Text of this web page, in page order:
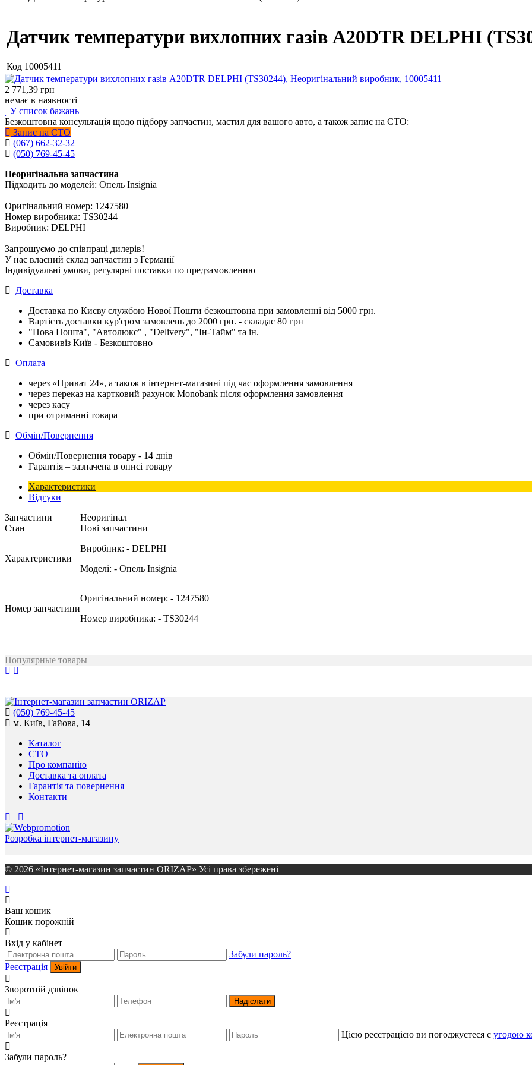
Датчик температури вихлопних газів A20DTR DELPHI
Код 10005411
2 771,39 грн
немає в наявності
У список бажань
Безкоштовна консультація щодо підбору запчастин, мастил для вашого авто, а також запис на СТО:
Запис на СТО
(067) 662-32-32
(050) 769-45-45
Неоригінальна запчастина
Підходить до моделей: Опель Insignia
Оригінальний номер: 1247580
Номер виробника: TS30244
Виробник: DELPHI
Запрошуємо до співпраці дилерів!
У нас власний склад запчастин з Германії
Індивідуальні умови, регулярні поставки по предзамовленню
Доставка
Доставка по Києву службою Нової Пошти безкоштовна при замовленні від 5000 грн.
Вартість доставки кур'єром замовлень до 2000 грн. - складає 80 грн
"Нова Пошта", "Автолюкс" , "Delivery", "Iн-Тайм" та ін.
Самовивіз Київ - Безкоштовно
Оплата
через «Приват 24», а також в інтернет-магазині під час оформлення замовлення
через переказ на картковий рахунок Monobank після оформлення замовлення
через касу
при отриманні товара
Обмін/Повернення
Обмін/Повернення товару - 14 днів
Гарантія – зазначена в описі товару
Характеристики
Відгуки
Запчастини
Неоригінал
Стан
Нові запчастини
Характеристики
Виробник: - DELPHI
Моделі: - Опель Insignia
Номер запчастини
Оригінальний номер: - 1247580
Номер виробника: - TS30244
Популярные товары
(050) 769-45-45
м. Київ, Гайова, 14
Каталог
СТО
Про компанію
Доставка та оплата
Гарантія та повернення
Контакти
Розробка інтернет-магазину
© 2026 «Інтернет-магазин запчастин ORIZAP» Усі права збережені
Ваш кошик
Кошик порожній
Вхід у кабінет
Забули пароль?
Реєстрація
Увійти
Зворотній дзвінок
Надіслати
Реєстрація
Цією реєстрацією ви погоджуєтеся c угодою
Забули пароль?